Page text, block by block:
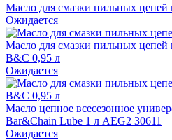
Масло для смазки пильных
Ожидается
Масло для смазки пильных
B&C 0,95 л
Ожидается
Масло цепное всесезонное
Bar&Chain Lube 1 л AEG2 30611
Ожидается